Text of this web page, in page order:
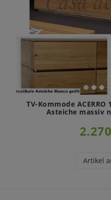
TV-Kommode
Asteiche massiv
Artikel